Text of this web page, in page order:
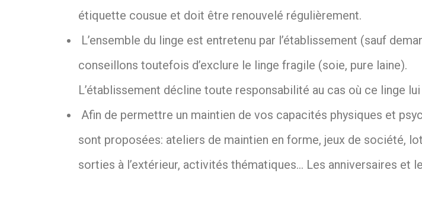
étiquette cousue et doit être renouvelé régulièrement.
L’ensemble du linge est entretenu par l’établissement (sauf
conseillons toutefois d’exclure le linge fragile (soie, pure laine).
L’établissement décline toute responsabilité au cas où ce linge
Afin de permettre un maintien de vos capacités physiques et
sont proposées: ateliers de maintien en forme, jeux de société,
sorties à l’extérieur, activités thématiques… Les anniversaires et